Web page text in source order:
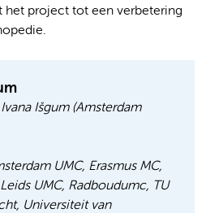
project tot een verbetering
Išgum (Amsterdam
UMC, Erasmus MC,
UMC, Radboudumc, TU
Universiteit van